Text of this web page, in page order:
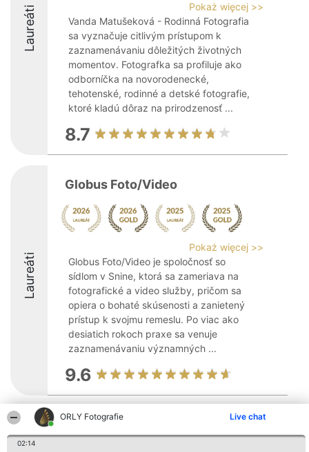
ORLY Fotografie Live chat
02:14
Laureáti
Pokaż więcej >>
Vanda Matušeková - Rodinná Fotografia
sa vyznačuje citlivým prístupom k
zaznamenávaniu dôležitých životných
momentov. Fotografka sa profiluje ako
odborníčka na novorodenecké,
tehotenské, rodinné a detské fotografie,
ktoré kladú dôraz na prirodzenosť ...
8.7
Laureáti
Globus Foto/Video
Pokaż więcej >>
Globus Foto/Video je spoločnosť so
sídlom v Snine, ktorá sa zameriava na
fotografické a video služby, pričom sa
opiera o bohaté skúsenosti a zanietený
prístup k svojmu remeslu. Po viac ako
desiatich rokoch praxe sa venuje
zaznamenávaniu významných ...
9.6
Organizátor hodnotenia
o. sp. k.
Kontakt